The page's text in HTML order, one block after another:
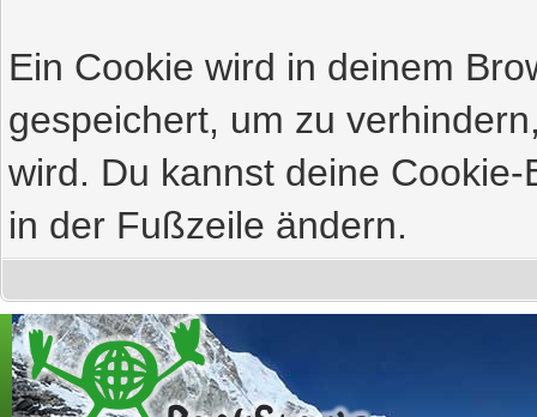
Ein Cookie wird in deinem
gespeichert, um zu
wird. Du kannst deine
in der Fußzeile ändern.